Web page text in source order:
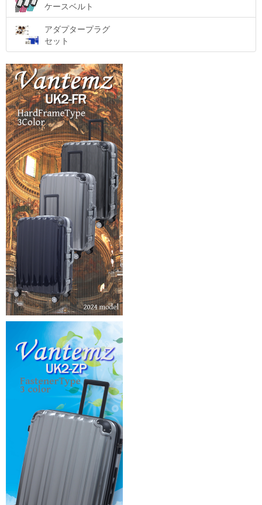
ケースベルト
アダプタープラグ
セット